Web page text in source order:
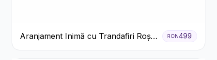
Aranjament Inimă cu Trandafiri Roșii
și Floarea Miresei
RON499